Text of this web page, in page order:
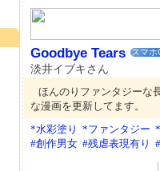
Goodbye Tears スマホ
淡井イブキさん
ほんのりファンタジーな
な漫画を更新してます。
*水彩塗り *ファンタジー
#創作男女 #残虐表現有り